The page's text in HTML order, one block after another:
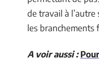
de travail à
les branchements
A voir aussi :